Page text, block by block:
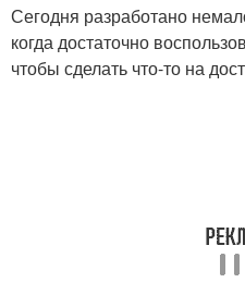
Сегодня разработано
когда достаточно
чтобы сделать что-то на